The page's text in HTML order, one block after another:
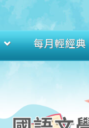
每月輕經典